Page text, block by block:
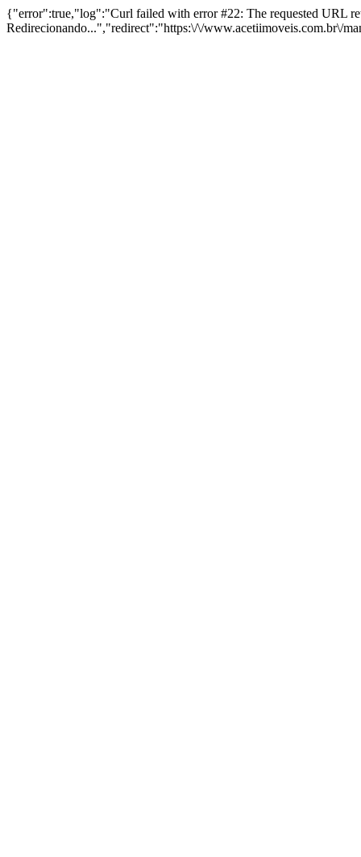
{"error":true,"log":"Curl failed with error #22: The requested URL
Redirecionando...","redirect":"https:\/\/www.acetiimoveis.com.br\/